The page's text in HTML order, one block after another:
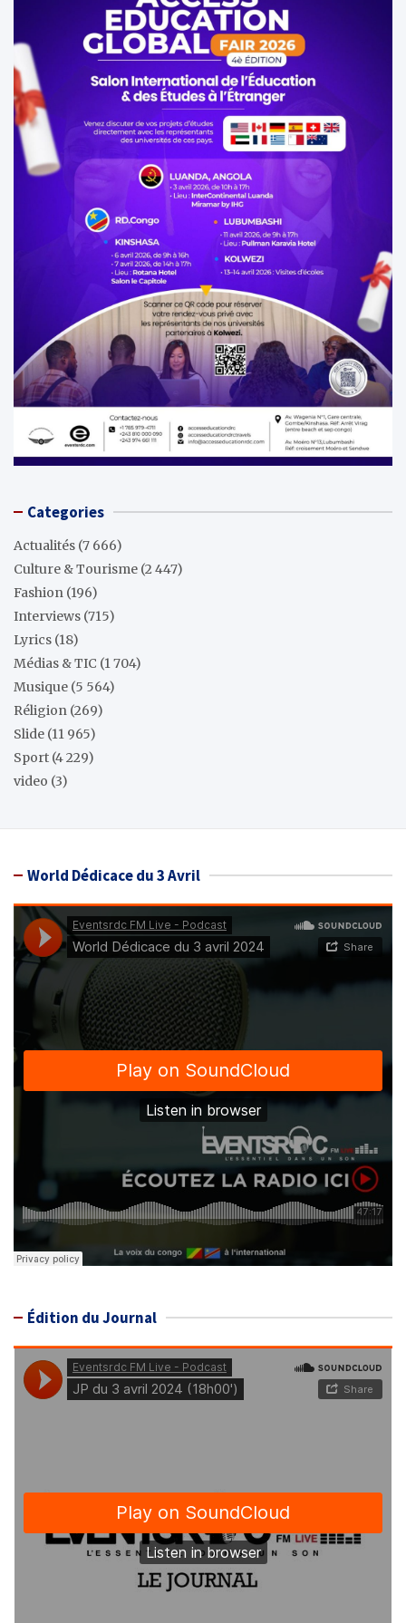
Categories
Actualités (7 666)
Culture & Tourisme (2 447)
Fashion (196)
Interviews (715)
Lyrics (18)
Médias & TIC (1 704)
Musique (5 564)
Réligion (269)
Slide (11 965)
Sport (4 229)
video (3)
World Dédicace du 3 Avril
Édition du Journal